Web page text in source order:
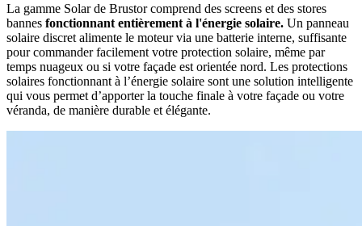
La gamme Solar de Brustor comprend des screens et des stores
bannes fonctionnant entièrement à l'énergie solaire. Un panneau
solaire discret alimente le moteur via une batterie interne, suffisante
pour commander facilement votre protection solaire, même par
temps nuageux ou si votre façade est orientée nord. Les protections
solaires fonctionnant à l’énergie solaire sont une solution intelligente
qui vous permet d’apporter la touche finale à votre façade ou votre
véranda, de manière durable et élégante.